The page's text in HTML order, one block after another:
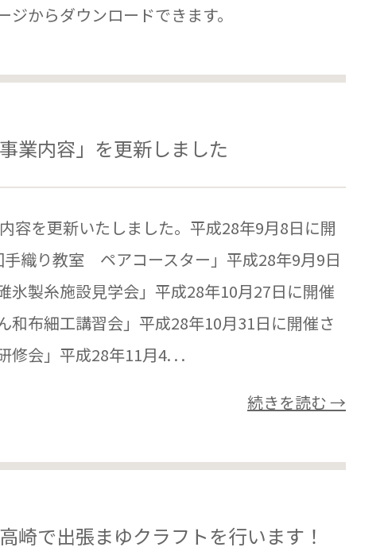
ジからダウンロードできます。
業内容」を更新しました
容を更新いたしました。平成28年9月8日に開
手織り教室 ペアコースター」平成28年9月9日
氷製糸施設見学会」平成28年10月27日に開催
和布細工講習会」平成28年10月31日に開催さ
修会」平成28年11月4. . .
続きを読む →
崎で出張まゆクラフトを行います！